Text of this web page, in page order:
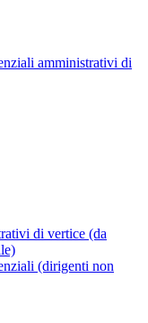
amministrativi di
di vertice (da
(dirigenti non